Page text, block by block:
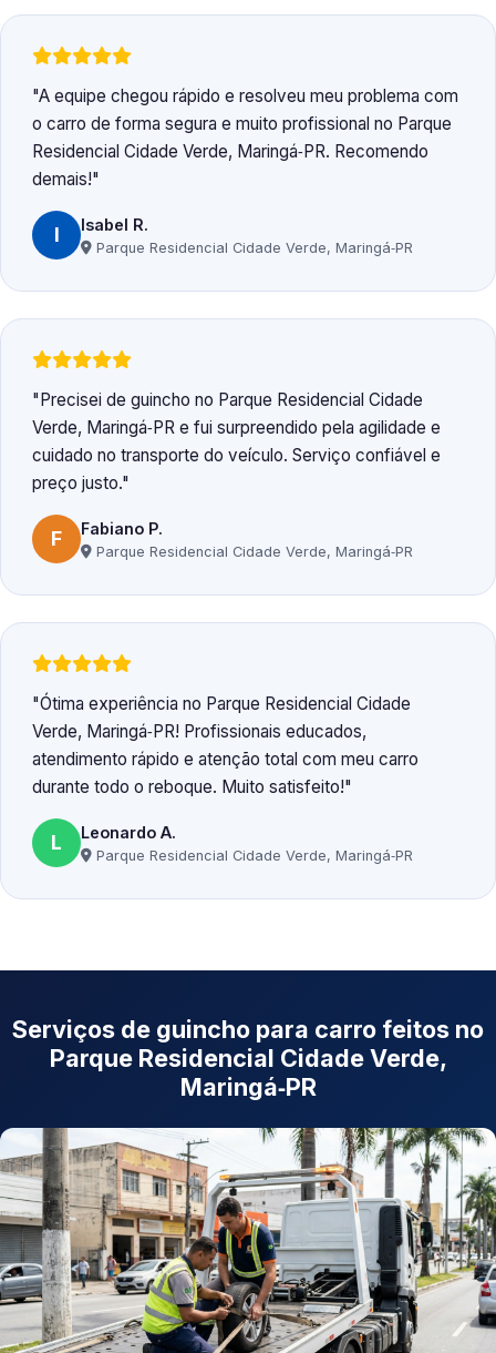
A equipe chegou rápido e resolveu meu problema com
o carro de forma segura e muito profissional no Parque
Residencial Cidade Verde, Maringá‑PR. Recomendo
demais!
I Isabel R.
Parque Residencial Cidade Verde, Maringá‑PR
Precisei de guincho no Parque Residencial Cidade
Verde, Maringá‑PR e fui surpreendido pela agilidade e
cuidado no transporte do veículo. Serviço confiável e
preço justo.
F Fabiano P.
Parque Residencial Cidade Verde, Maringá‑PR
Ótima experiência no Parque Residencial Cidade
Verde, Maringá‑PR! Profissionais educados,
atendimento rápido e atenção total com meu carro
durante todo o reboque. Muito satisfeito!
L Leonardo A.
Parque Residencial Cidade Verde, Maringá‑PR
Serviços de guincho para carro feitos no
Parque Residencial Cidade Verde,
Maringá‑PR